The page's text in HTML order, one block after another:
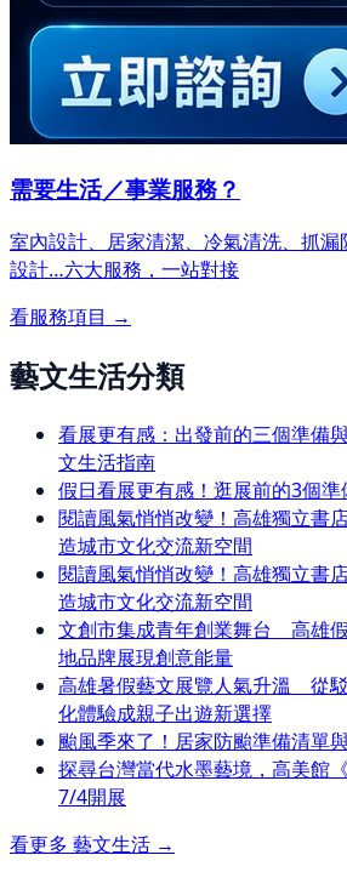
需要生活／事業服務？
室內設計、居家清潔、冷氣清洗、抓
設計…六大服務，一站對接
看服務項目 →
藝文生活分類
看展更有感：出發前的三個準備
文生活指南
假日看展更有感！逛展前的3個
閱讀風氣悄悄改變！高雄獨立
造城市文化交流新空間
閱讀風氣悄悄改變！高雄獨立
造城市文化交流新空間
文創市集成青年創業舞台 高雄
地品牌展現創意能量
高雄暑假藝文展覽人氣升溫 從
化體驗成親子出遊新選擇
颱風季來了！居家防颱準備清單
探尋台灣當代水墨藝境，高美館
7/4開展
看更多 藝文生活 →